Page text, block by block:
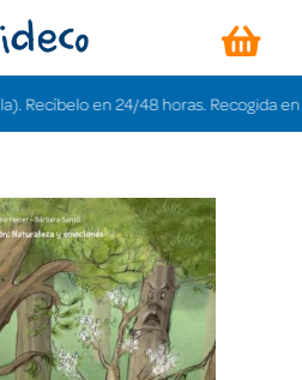
en 24/48 horas. Recogida en